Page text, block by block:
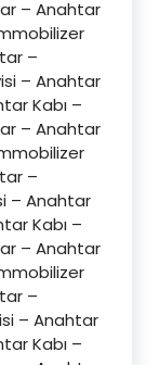
– Anahtar
–
– Anahtar
Kabı –
– Anahtar
–
– Anahtar
Kabı –
– Anahtar
–
– Anahtar
Kabı –